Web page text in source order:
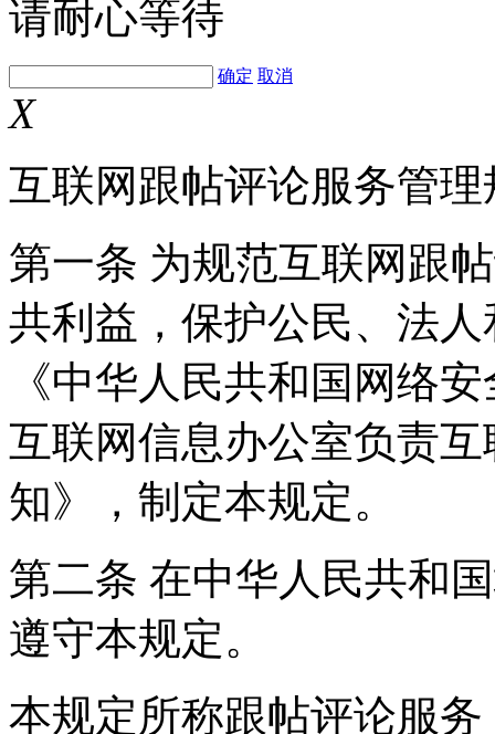
请耐心等待
确定 取消
X
互联网跟帖评论服务管理
第一条 为规范互联网跟
共利益，保护公民、法
《中华人民共和国网络
互联网信息办公室负责
知》，制定本规定。
第二条 在中华人民共和
遵守本规定。
本规定所称跟帖评论服